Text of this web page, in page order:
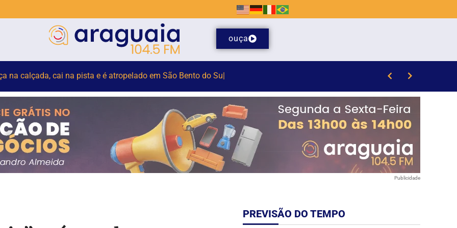
ouça
para monitorar desinformação e IA nas eleições
Publicidade
PREVISÃO DO TEMPO